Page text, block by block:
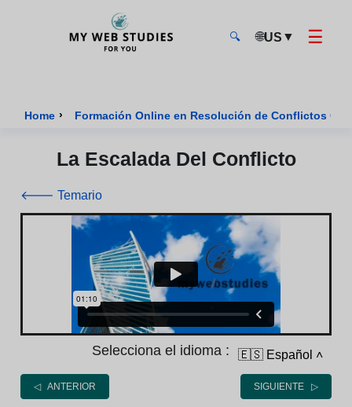
🔍 🌐US ▼ ☰
Home › Formación Online en Resolución de Conflictos
La Escalada Del Conflicto
🡐 Temario
Selecciona el idioma : 🇪🇸 Español ˄
◁ ANTERIOR SIGUIENTE ▷